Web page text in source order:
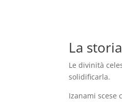
La
Le divinità
solidificarla.
Izanami scese